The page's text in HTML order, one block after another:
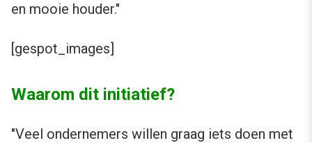
en mooie houder."
[gespot_images]
Waarom dit initiatief?
"Veel ondernemers willen graag iets doen met